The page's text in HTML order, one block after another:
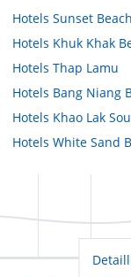
Hotels Sunset Beach
Hotels Khuk Khak
Hotels Thap Lamu
Hotels Bang Niang
Hotels Khao Lak
Hotels White Sand